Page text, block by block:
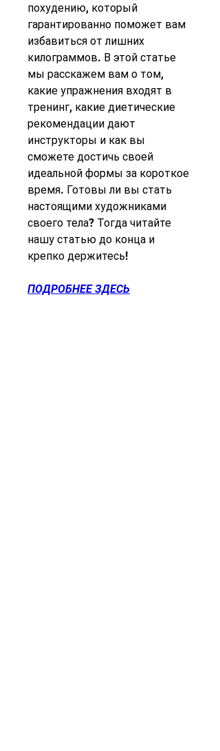
похудению, который
гарантированно поможет вам
избавиться от лишних
килограммов. В этой статье
мы расскажем вам о том,
какие упражнения входят в
тренинг, какие диетические
рекомендации дают
инструкторы и как вы
сможете достичь своей
идеальной формы за короткое
время. Готовы ли вы стать
настоящими художниками
своего тела? Тогда читайте
нашу статью до конца и
крепко держитесь!
ПОДРОБНЕЕ ЗДЕСЬ